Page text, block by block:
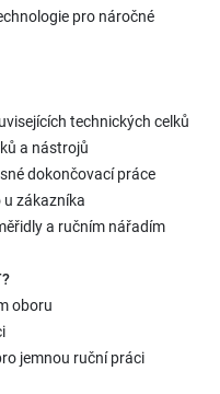
pro náročné
technických celků
a nástrojů
dokončovací práce
zákazníka
a ručním nářadím
oboru
jemnou ruční práci